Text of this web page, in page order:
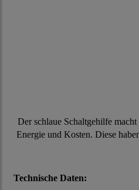
Der schlaue Schaltgehilfe
Energie und Kosten. Diese
Technische Daten: